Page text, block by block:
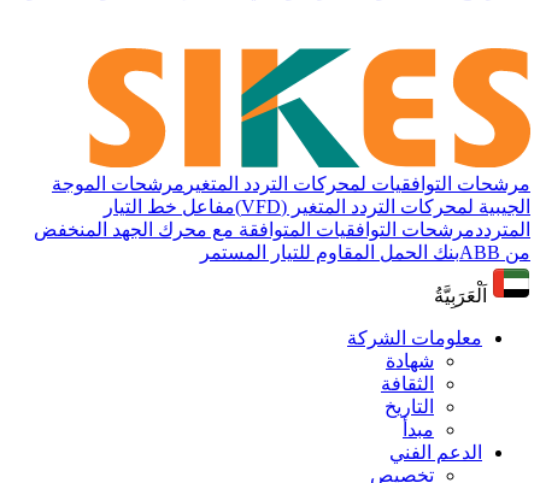
مرشحات التوافقيات لمحركات التردد المتغير مرشحات الموجة
الجيبية لمحركات التردد المتغير (VFD)
مفاعل خط التيار
المترددمرشحات التوافقيات المتوافقة مع محرك الجهد المنخفض
من ABB
بنك الحمل المقاوم للتيار المستمر
اَلْعَرَبِيَّةُ
معلومات الشركة
شهادة
الثقافة
التاريخ
مبدأ
الدعم الفني
تخصيص